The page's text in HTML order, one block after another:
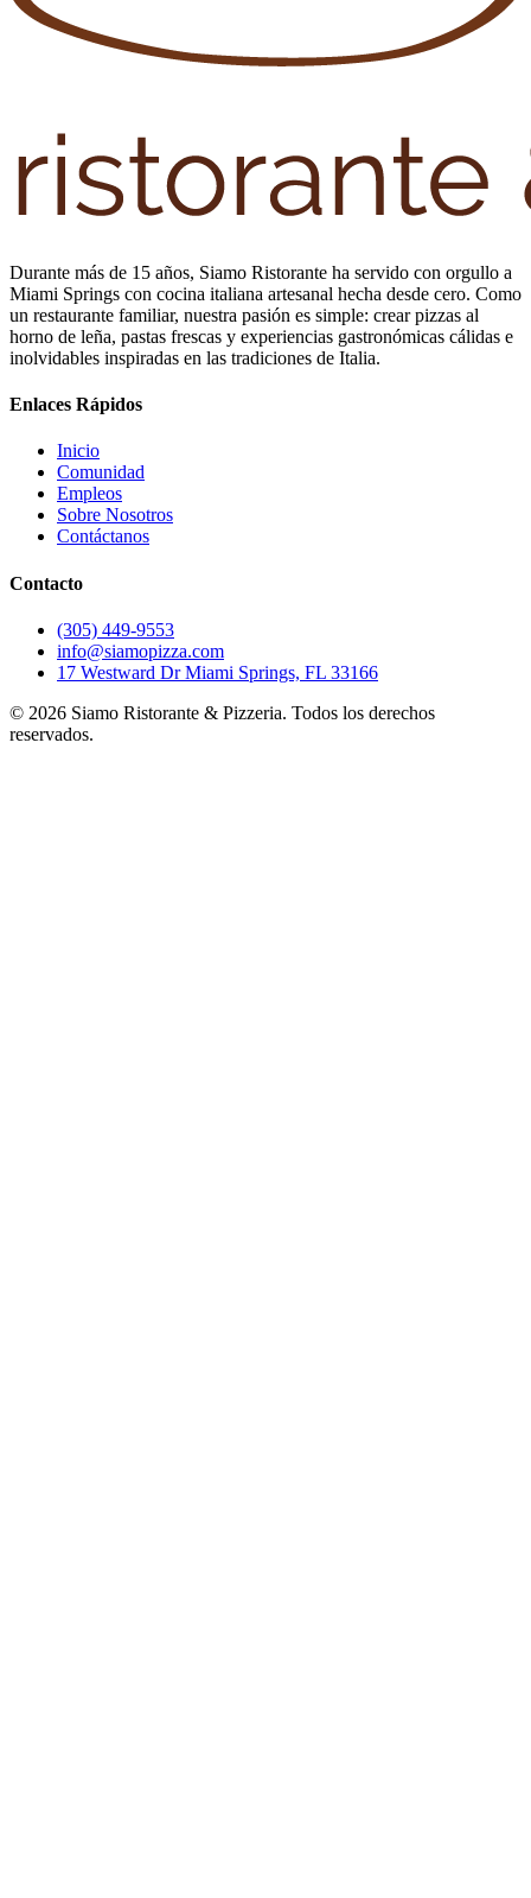
Durante más de 15 años, Siamo Ristorante ha servido con orgullo a
Miami Springs con cocina italiana artesanal hecha desde cero. Como
un restaurante familiar, nuestra pasión es simple: crear pizzas al
horno de leña, pastas frescas y experiencias gastronómicas cálidas e
inolvidables inspiradas en las tradiciones de Italia.
Enlaces Rápidos
Inicio
Comunidad
Empleos
Sobre Nosotros
Contáctanos
Contacto
(305) 449-9553
info@siamopizza.com
17 Westward Dr Miami Springs, FL 33166
© 2026 Siamo Ristorante & Pizzeria. Todos los derechos
reservados.